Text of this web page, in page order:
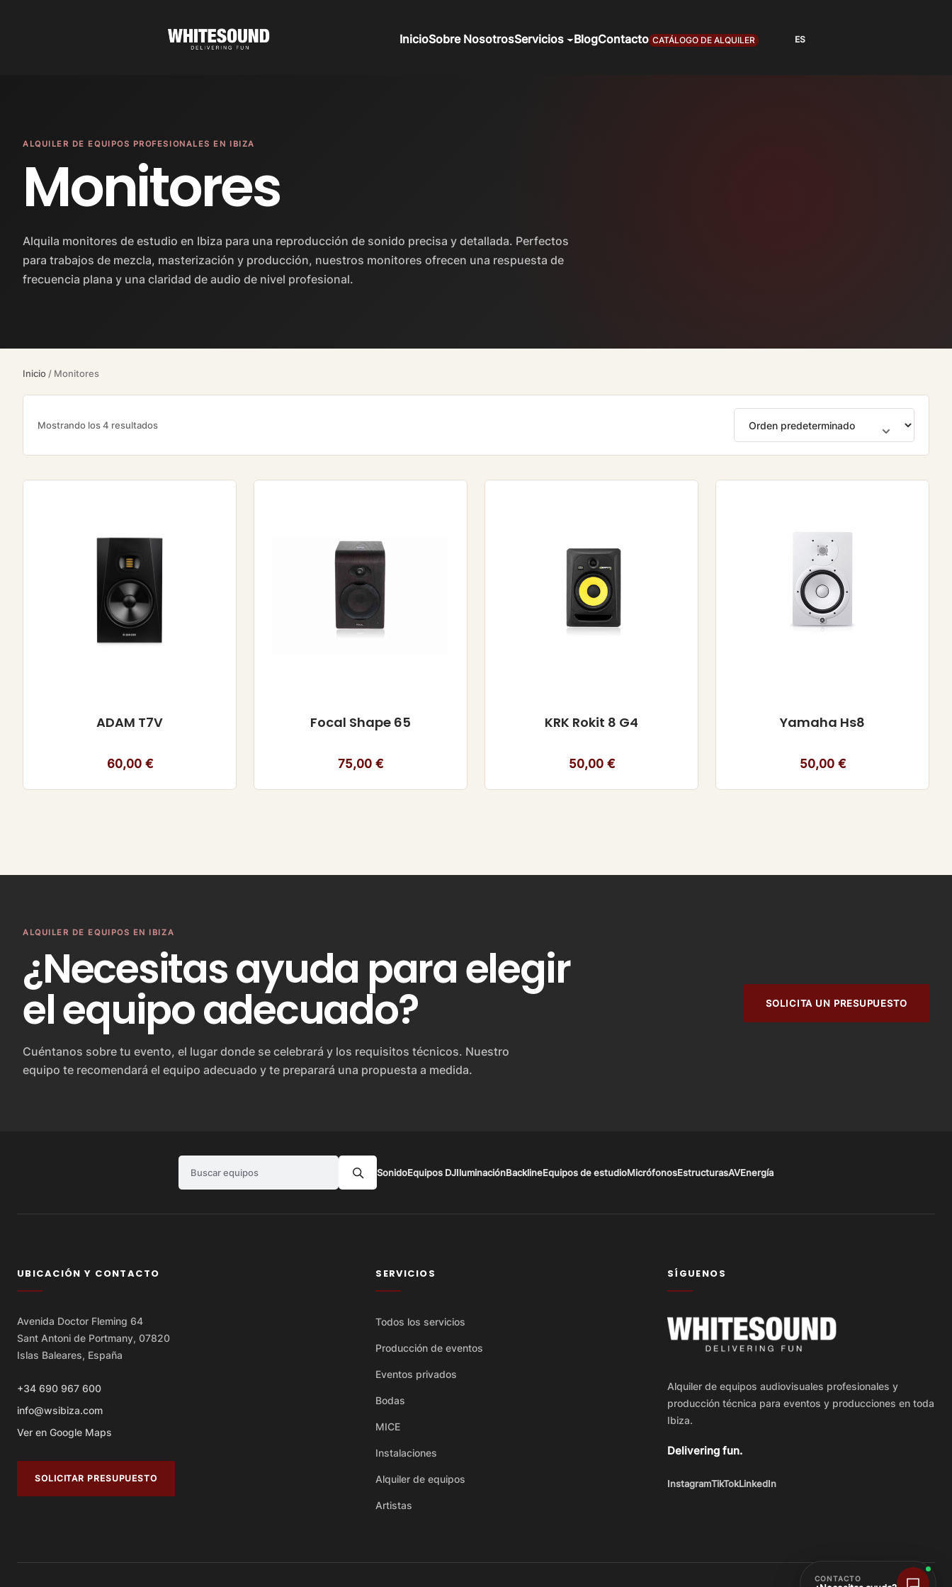
InicioSobre NosotrosServicios BlogContacto CATÁLOGO DE ALQUILER
ALQUILER DE EQUIPOS PROFESIONALES EN IBIZA
Monitores
Alquila monitores de estudio en Ibiza para una reproducción de sonido precisa y detallada. Perfectos
para trabajos de mezcla, masterización y producción, nuestros monitores ofrecen una respuesta de
frecuencia plana y una claridad de audio de nivel profesional.
Inicio/ Monitores
Mostrando los 4 resultados
ADAM T7V
60,00 €
Focal Shape 65
75,00 €
KRK Rokit 8 G4
50,00 €
Yamaha Hs8
50,00 €
ALQUILER DE EQUIPOS EN IBIZA
¿Necesitas ayuda para elegir
el equipo adecuado?
Cuéntanos sobre tu evento, el lugar donde se celebrará y los requisitos técnicos. Nuestro
equipo te recomendará el equipo adecuado y te preparará una propuesta a medida.
SOLICITA UN PRESUPUESTO
SonidoEquipos DJIluminaciónBacklineEquipos de estudioMicrófonosEstructurasAVEnergía
UBICACIÓN Y CONTACTO
Avenida Doctor Fleming 64
Sant Antoni de Portmany, 07820
Islas Baleares, España
+34 690 967 600
info@wsibiza.com
Ver en Google Maps
SOLICITAR PRESUPUESTO
SERVICIOS
Todos los servicios
Producción de eventos
Eventos privados
Bodas
MICE
Instalaciones
Alquiler de equipos
Artistas
SÍGUENOS
Alquiler de equipos audiovisuales profesionales y
producción técnica para eventos y producciones en toda
Ibiza.
Delivering fun.
InstagramTikTokLinkedIn
CONTACTO